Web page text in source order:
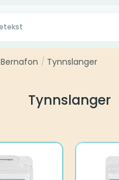
Bernafon / Tynnslanger
Tynnslanger